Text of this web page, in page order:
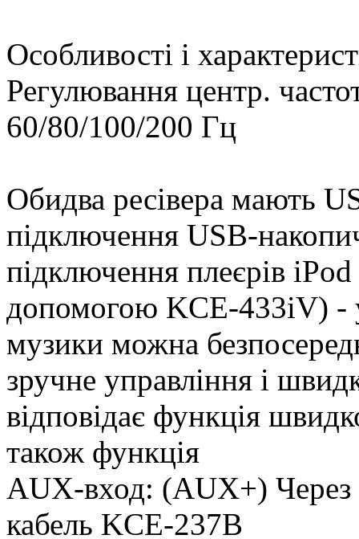
Особливості і
Регулювання центр.
60/80/100/200 Гц
Обидва ресівера мають
підключення USB-
підключення плеєрів
допомогою KCE-433iV) -
музики можна
зручне управління і
відповідає функція
також функція
AUX-вход: (AUX+)
кабель KCE-237B